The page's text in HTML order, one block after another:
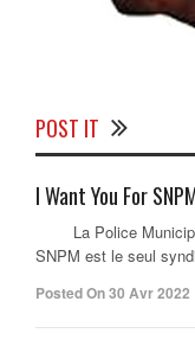
POST IT
I Want You For
La Police
SNPM est le seul
Posted On 30 Avr 2022